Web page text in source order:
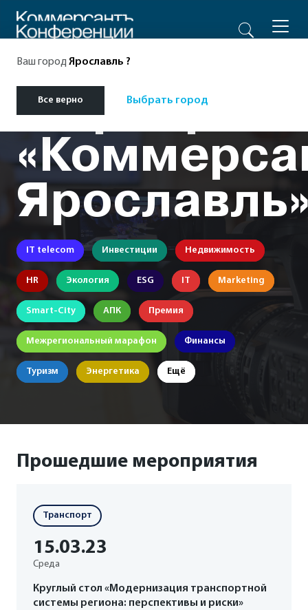
Ваш город Ярославль ?
Все верно Выбрать город
IT telecom Инвестиции Недвижимость
HR Экология ESG IT Marketing
Smart-City АПК Премия
Межрегиональный марафон Финансы
Туризм Энергетика Ещё
Прошедшие мероприятия
Транспорт
15.03.23
Среда
Круглый стол «Модернизация транспортной
системы региона: перспективы и риски»